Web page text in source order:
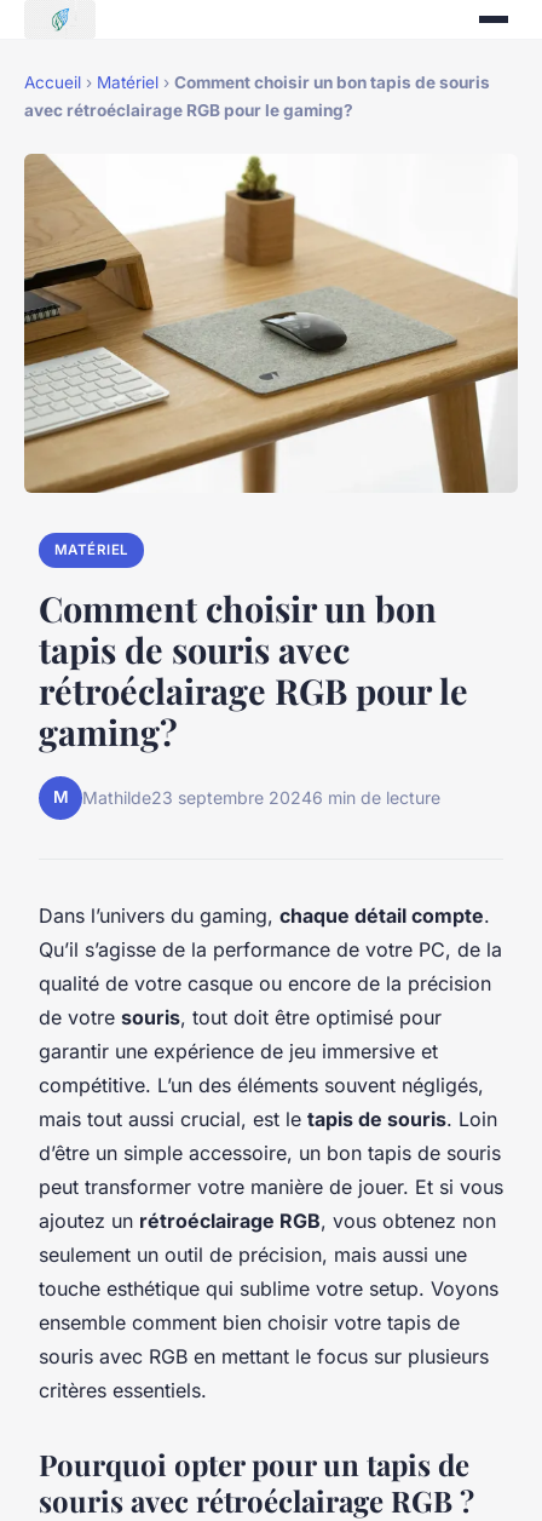
Accueil › Matériel › Comment choisir un bon tapis de souris
avec rétroéclairage RGB pour le gaming?
MATÉRIEL
Comment choisir un bon
tapis de souris avec
rétroéclairage RGB pour le
gaming?
M Mathilde23 septembre 20246 min de lecture
Dans l’univers du gaming, chaque détail compte.
Qu’il s’agisse de la performance de votre PC, de la
qualité de votre casque ou encore de la précision
de votre souris, tout doit être optimisé pour
garantir une expérience de jeu immersive et
compétitive. L’un des éléments souvent négligés,
mais tout aussi crucial, est le tapis de souris. Loin
d’être un simple accessoire, un bon tapis de souris
peut transformer votre manière de jouer. Et si vous
ajoutez un rétroéclairage RGB, vous obtenez non
seulement un outil de précision, mais aussi une
touche esthétique qui sublime votre setup. Voyons
ensemble comment bien choisir votre tapis de
souris avec RGB en mettant le focus sur plusieurs
critères essentiels.
Pourquoi opter pour un tapis de
souris avec rétroéclairage RGB ?